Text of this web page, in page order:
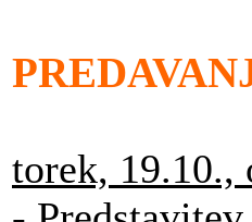
torek, 19.10.,